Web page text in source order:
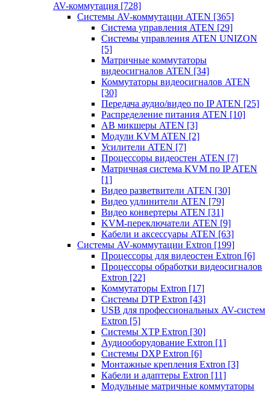
AV-коммутация [728]
Системы AV-коммутации ATEN [365]
Система управления ATEN [29]
Системы управления ATEN UNIZON
[5]
Матричные коммутаторы
видеосигналов ATEN [34]
Коммутаторы видеосигналов ATEN
[30]
Передача аудио/видео по IP ATEN [25]
Распределение питания ATEN [10]
АВ микшеры ATEN [3]
Модули KVM ATEN [2]
Усилители ATEN [7]
Процессоры видеостен ATEN [7]
Матричная система KVM по IP ATEN
[1]
Видео разветвители ATEN [30]
Видео удлинители ATEN [79]
Видео конвертеры ATEN [31]
KVM-переключатели ATEN [9]
Кабели и аксессуары ATEN [63]
Системы AV-коммутации Extron [199]
Процессоры для видеостен Extron [6]
Процессоры обработки видеосигналов
Extron [22]
Коммутаторы Extron [17]
Системы DTP Extron [43]
USB для профессиональных AV-систем
Extron [5]
Системы XTP Extron [30]
Аудиооборудование Extron [1]
Системы DXP Extron [6]
Монтажные крепления Extron [3]
Кабели и адаптеры Extron [11]
Модульные матричные коммутаторы